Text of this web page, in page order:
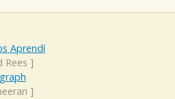
Aprendí
Rees ]
]